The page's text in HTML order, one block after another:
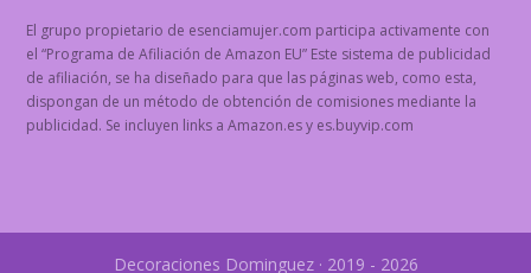
El grupo propietario de esenciamujer.com participa activamente con
el “Programa de Afiliación de Amazon EU” Este sistema de publicidad
de afiliación, se ha diseñado para que las páginas web, como esta,
dispongan de un método de obtención de comisiones mediante la
publicidad. Se incluyen links a Amazon.es y es.buyvip.com
Decoraciones Dominguez · 2019 - 2026